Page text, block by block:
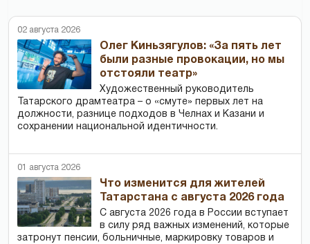
02 августа 2026
Олег Киньзягулов: «За пять лет
были разные провокации, но мы
отстояли театр»
Художественный руководитель
Татарского драмтеатра – о «смуте» первых лет на
должности, разнице подходов в Челнах и Казани и
сохранении национальной идентичности.
01 августа 2026
Что изменится для жителей
Татарстана с августа 2026 года
С августа 2026 года в России вступает
в силу ряд важных изменений, которые
затронут пенсии, больничные, маркировку товаров и